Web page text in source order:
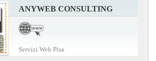
ANYWEB CONSULTING
Servizi Web Pisa